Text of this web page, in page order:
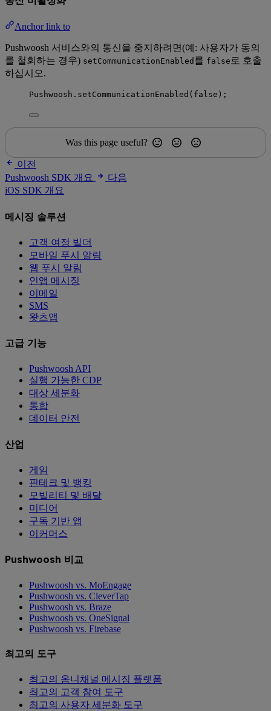
Anchor link to
Pushwoosh 서비스와의 통신을 중지하려면(예: 사용자가 동의
를 철회하는 경우) setCommunicationEnabled 를 false로 호출
하십시오.
Pushwoosh . setCommunicationEnabled ( false );
Was this page useful?
이전
Pushwoosh SDK 개요
다음
iOS SDK 개요
메시징 솔루션
고객 여정 빌더
모바일 푸시 알림
웹 푸시 알림
인앱 메시징
이메일
SMS
왓츠앱
고급 기능
Pushwoosh API
실행 가능한 CDP
대상 세분화
통합
데이터 안전
산업
게임
핀테크 및 뱅킹
모빌리티 및 배달
미디어
구독 기반 앱
이커머스
Pushwoosh 비교
Pushwoosh vs. MoEngage
Pushwoosh vs. CleverTap
Pushwoosh vs. Braze
Pushwoosh vs. OneSignal
Pushwoosh vs. Firebase
최고의 도구
최고의 옴니채널 메시징 플랫폼
최고의 고객 참여 도구
최고의 사용자 세분화 도구